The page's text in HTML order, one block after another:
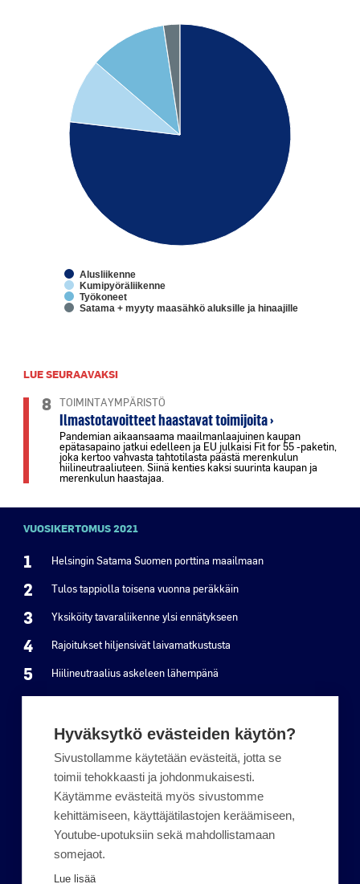
Pie chart with 4 slices.
Alusliikenne
Kumipyöräliikenne
Työkoneet
Satama + myyty maasähkö aluksille ja hinaajille
LUE SEURAAVAKSI
8 TOIMINTAYMPÄRISTÖ
Ilmastotavoitteet haastavat toimijoita ›
Pandemian aikaansaama maailmanlaajuinen kaupan
epätasapaino jatkui edelleen ja EU julkaisi Fit for 55 -paketin,
joka kertoo vahvasta tahtotilasta päästä merenkulun
hiilineutraaliuteen. Siinä kenties kaksi suurinta kaupan ja
merenkulun haastajaa.
VUOSIKERTOMUS 2021
1 Helsingin Satama Suomen porttina maailmaan
2 Tulos tappiolla toisena vuonna peräkkäin
3 Yksiköity tavaraliikenne ylsi ennätykseen
4 Rajoitukset hiljensivät laivamatkustusta
5 Hiilineutraalius askeleen lähempänä
6
Ulkomaankaupan ja matkustuksen johtava satama
Ilmastotavoitteet haastavat toimijoita
HELSINGIN SATAMA OY
Helsingin Satama Oy
PL 197, 00141 HELSINKI
Hyväksytkö evästeiden käytön?
Sivustollamme käytetään evästeitä, jotta se
toimii tehokkaasti ja johdonmukaisesti.
Käytämme evästeitä myös sivustomme
kehittämiseen, käyttäjätilastojen keräämiseen,
Youtube-upotuksiin sekä mahdollistamaan
somejaot.
Lue lisää